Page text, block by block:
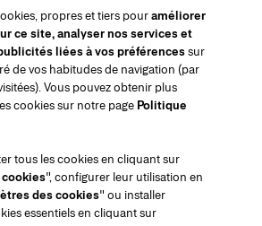
20 PRODUITS EN PLUS
Contactez-nous
propres et tiers pouraméliorer
ce site, analyser nos services et
liées à vos préférencessur
de vos habitudes de navigation (par
Vous pouvez obtenir plus
cookies sur notre page Politique
tous les cookies en cliquant sur
", configurer leur utilisation en
des cookies" ou installer
essentiels en cliquant sur